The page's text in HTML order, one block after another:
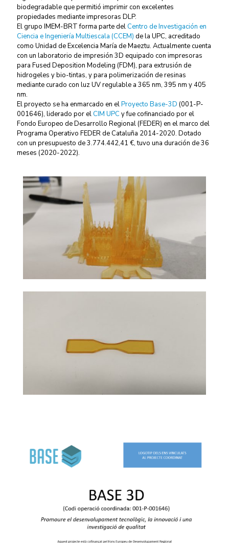
biodegradable que permitió imprimir con excelentes
propiedades mediante impresoras DLP.
El grupo IMEM-BRT forma parte del Centro de Investigación en
Ciencia e Ingeniería Multiescala (CCEM) de la UPC, acreditado
como Unidad de Excelencia María de Maeztu. Actualmente cuenta
con un laboratorio de impresión 3D equipado con impresoras
para Fused Deposition Modeling (FDM), para extrusión de
hidrogeles y bio-tintas, y para polimerización de resinas
mediante curado con luz UV regulable a 365 nm, 395 nm y 405
nm.
El proyecto se ha enmarcado en elProyecto Base-3D (001-P-
001646), liderado por el CIM UPC y fue cofinanciado por el
Fondo Europeo de Desarrollo Regional (FEDER) en el marco del
Programa Operativo FEDER de Cataluña 2014-2020. Dotado
con un presupuesto de 3.774.442,41 €, tuvo una duración de 36
meses (2020-2022).